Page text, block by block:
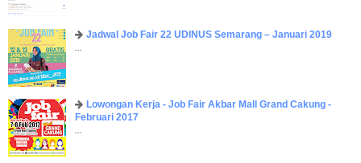
Jadwal Job Fair 22 UDINUS Semarang – Januari 2019
...
Lowongan Kerja - Job Fair ​Akbar ​Mall Grand Cakung -
Februari 2017
...